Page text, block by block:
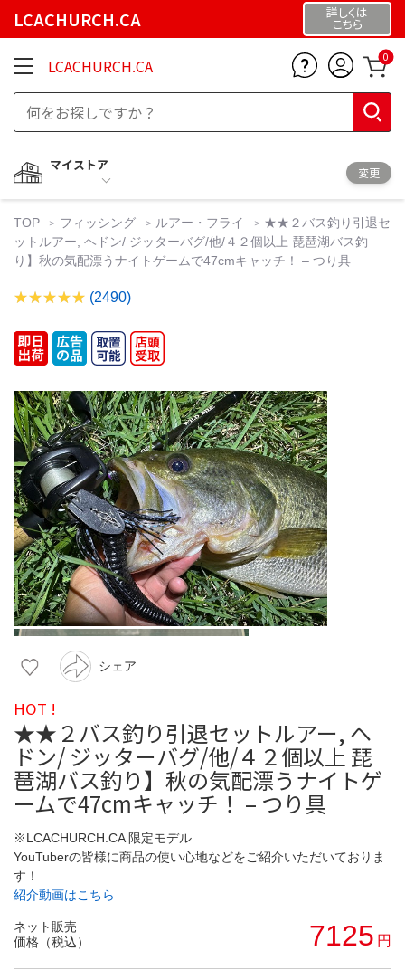
LCACHURCH.CA 詳しくは
こちら
LCACHURCH.CA 0
マイストア
変更
TOP フィッシング ルアー・フライ
★★２バス釣り引退セ
ットルアー, ヘドン/ ジッターバグ/他/４２個以上 琵琶湖バス釣
り】秋の気配漂うナイトゲームで47cmキャッチ！ – つり具
(2490)
シェア
HOT !
★★２バス釣り引退セットルアー, ヘ
ドン/ ジッターバグ/他/４２個以上 琵
琶湖バス釣り】秋の気配漂うナイトゲ
ームで47cmキャッチ！ – つり具
※LCACHURCH.CA 限定モデル
YouTuberの皆様に商品の使い心地などをご紹介いただいておりま
す！
紹介動画はこちら
ネット販売
価格（税込）
7125 円